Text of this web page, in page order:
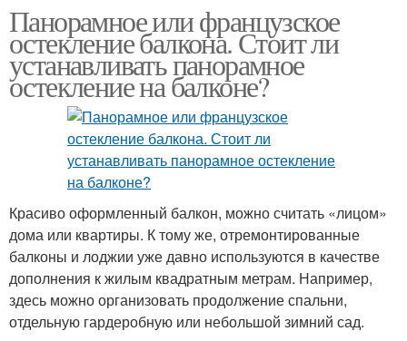
Панорамное или французское
остекление балкона. Стоит ли
устанавливать панорамное
остекление на балконе?
Красиво оформленный балкон, можно считать «лицом»
дома или квартиры. К тому же, отремонтированные
балконы и лоджии уже давно используются в качестве
дополнения к жилым квадратным метрам. Например,
здесь можно организовать продолжение спальни,
отдельную гардеробную или небольшой зимний сад.